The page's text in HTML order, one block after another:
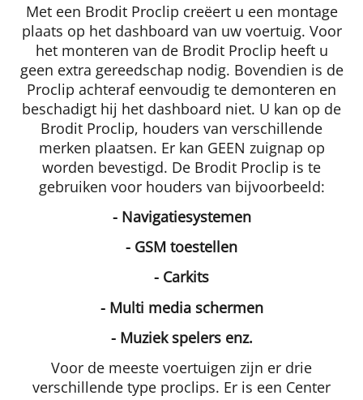
Met een Brodit Proclip creëert u een montage
plaats op het dashboard van uw voertuig. Voor
het monteren van de Brodit Proclip heeft u
geen extra gereedschap nodig. Bovendien is de
Proclip achteraf eenvoudig te demonteren en
beschadigt hij het dashboard niet. U kan op de
Brodit Proclip, houders van verschillende
merken plaatsen. Er kan GEEN zuignap op
worden bevestigd. De Brodit Proclip is te
gebruiken voor houders van bijvoorbeeld:
- Navigatiesystemen
- GSM toestellen
- Carkits
- Multi media schermen
- Muziek spelers enz.
Voor de meeste voertuigen zijn er drie
verschillende type proclips. Er is een Center